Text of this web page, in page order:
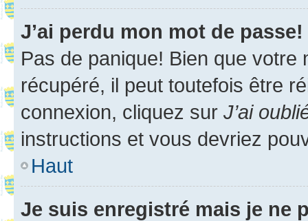
J’ai perdu mon mot de passe!
Pas de panique! Bien que
récupéré, il peut toutefois être
connexion, cliquez sur J’ai
instructions et vous devriez
Haut
Je suis enregistré mais je ne